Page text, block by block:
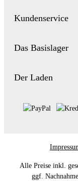
Kundenservice
Das Basislager
Der Laden
Alle Preise inkl.
ggf.